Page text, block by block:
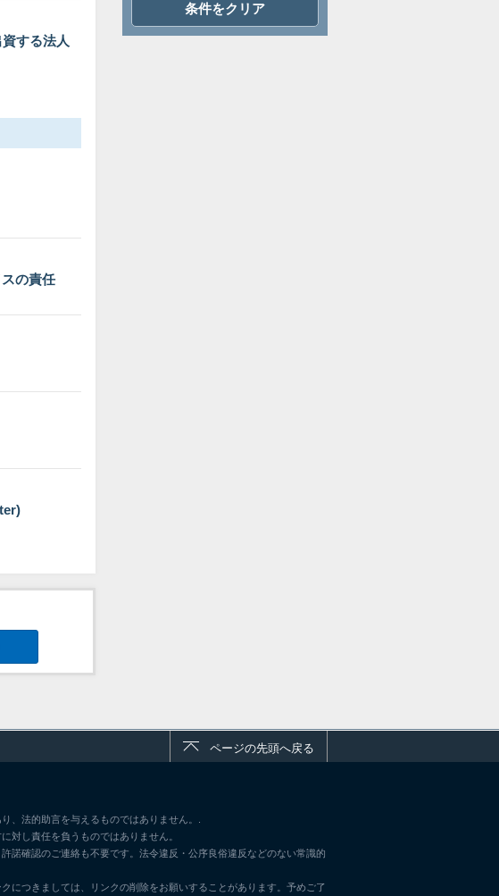
する法人
の責任
条件をクリア
ページの先頭へ戻る
、法的助言を与えるものではありません。.
対し責任を負うものではありません。
諾確認のご連絡も不要です。法令違反・公序良俗違反などのない常識的
につきましては、リンクの削除をお願いすることがあります。予めご了